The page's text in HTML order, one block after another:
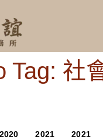
Tag: 社
2020 2021 2021